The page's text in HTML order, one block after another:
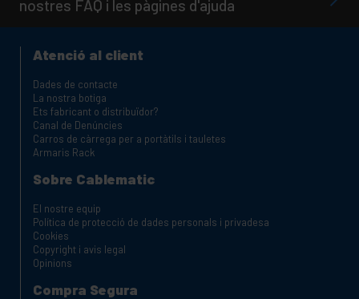
nostres FAQ i les pàgines d'ajuda
Atenció al client
Dades de contacte
La nostra botiga
Ets fabricant o distribuïdor?
Canal de Denúncies
Carros de càrrega per a portàtils i tauletes
Armaris Rack
Sobre Cablematic
El nostre equip
Política de protecció de dades personals i privadesa
Cookies
Copyright i avis legal
Opinions
Compra Segura